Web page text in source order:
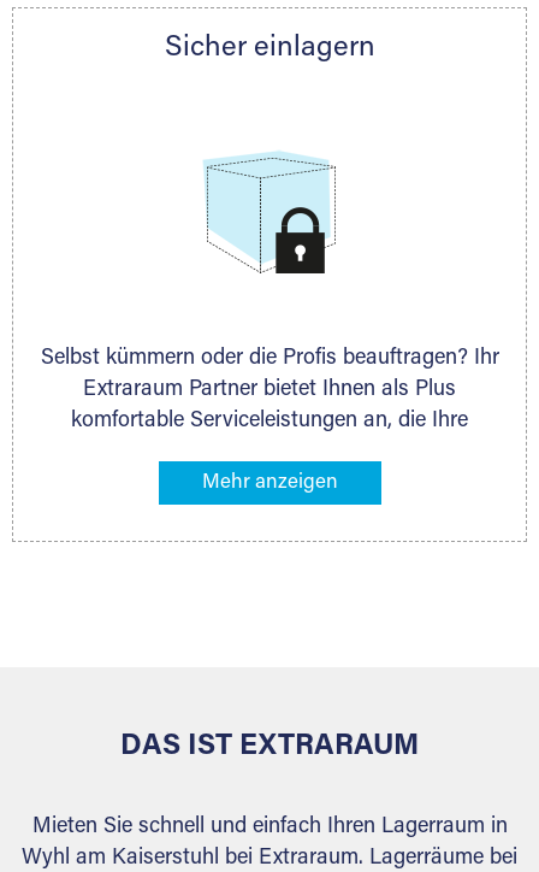
persönlich hinsichtlich Lagervolumen und zu
Sicher einlagern
Selbst kümmern oder die Profis beauftragen? Ihr
Extraraum Partner bietet Ihnen als Plus
komfortable Serviceleistungen an, die Ihre
gehören z. B. Verpackungsservice, Lieferung von
Ihr Lagergut wird bei Ihrem Extraraum Partner
DAS IST EXTRARAUM
Mieten Sie schnell und einfach Ihren Lagerraum in
Wyhl am Kaiserstuhl bei Extraraum. Lagerräume bei